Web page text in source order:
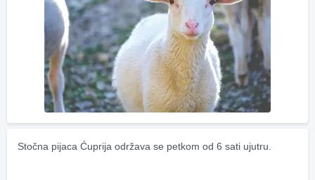
Stočna pijaca Ćuprija održava se petkom od 6 sati ujutru.